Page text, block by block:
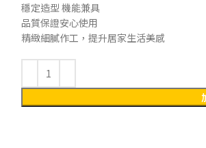
穩定造型 機能兼具
品質保證安心使用
精緻細膩作工，提升居家生活美感